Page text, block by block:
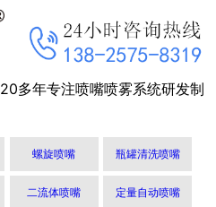
20多年专注喷嘴喷雾系统研发制
螺旋喷嘴 瓶罐清洗喷嘴
二流体喷嘴 定量自动喷嘴